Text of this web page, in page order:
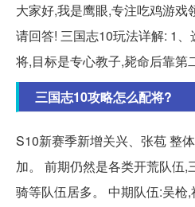
大家好,我是鹰眼,专注吃鸡游戏
请回答! 三国志10玩法详解: 1
将,目标是专心教子,毙命后靠第
三国志10攻略怎么配将?
S10新赛季新增关兴、张苞 整
加。 前期仍然是各类开荒队伍,
骑等队伍居多。 中期队伍:吴枪,